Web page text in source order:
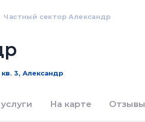
Частный сектор Александр
3, Александр
На карте Отзывы